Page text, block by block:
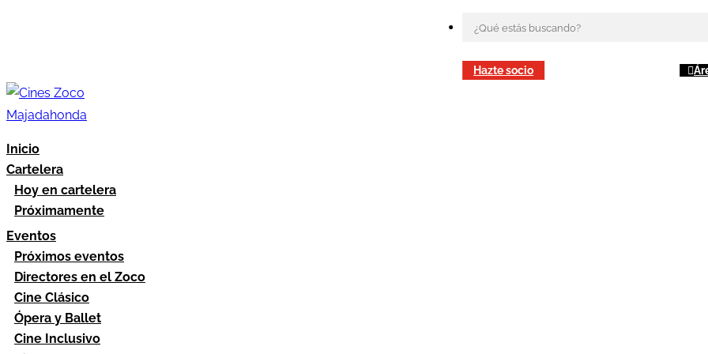
Hazte socio
Inicio
Cartelera
Hoy en cartelera
Próximamente
Eventos
Próximos eventos
Directores en el Zoco
Cine Clásico
Ópera y Ballet
Cine Inclusivo